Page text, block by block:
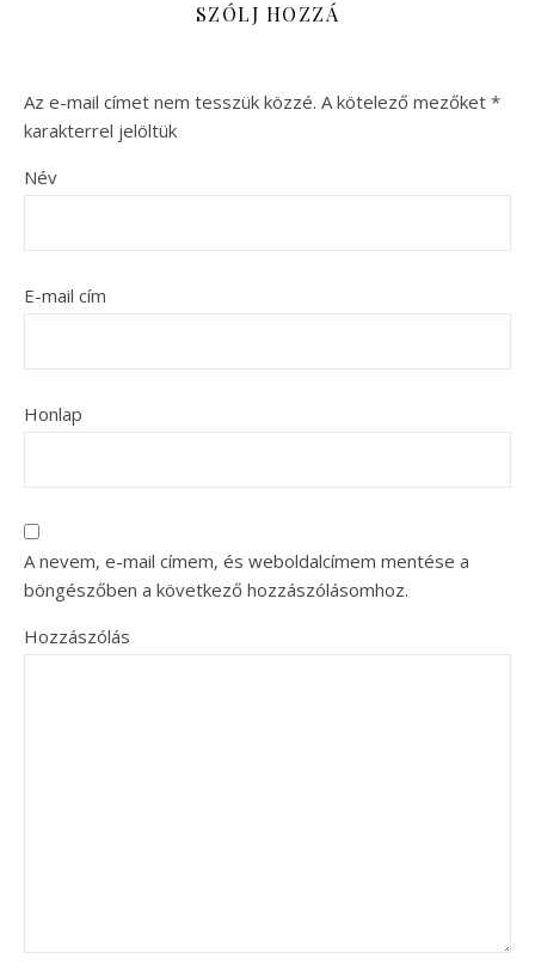
SZÓLJ HOZZÁ
Az e-mail címet nem tesszük közzé. A kötelező mezőket *
karakterrel jelöltük
Név
E-mail cím
Honlap
A nevem, e-mail címem, és weboldalcímem mentése a
böngészőben a következő hozzászólásomhoz.
Hozzászólás